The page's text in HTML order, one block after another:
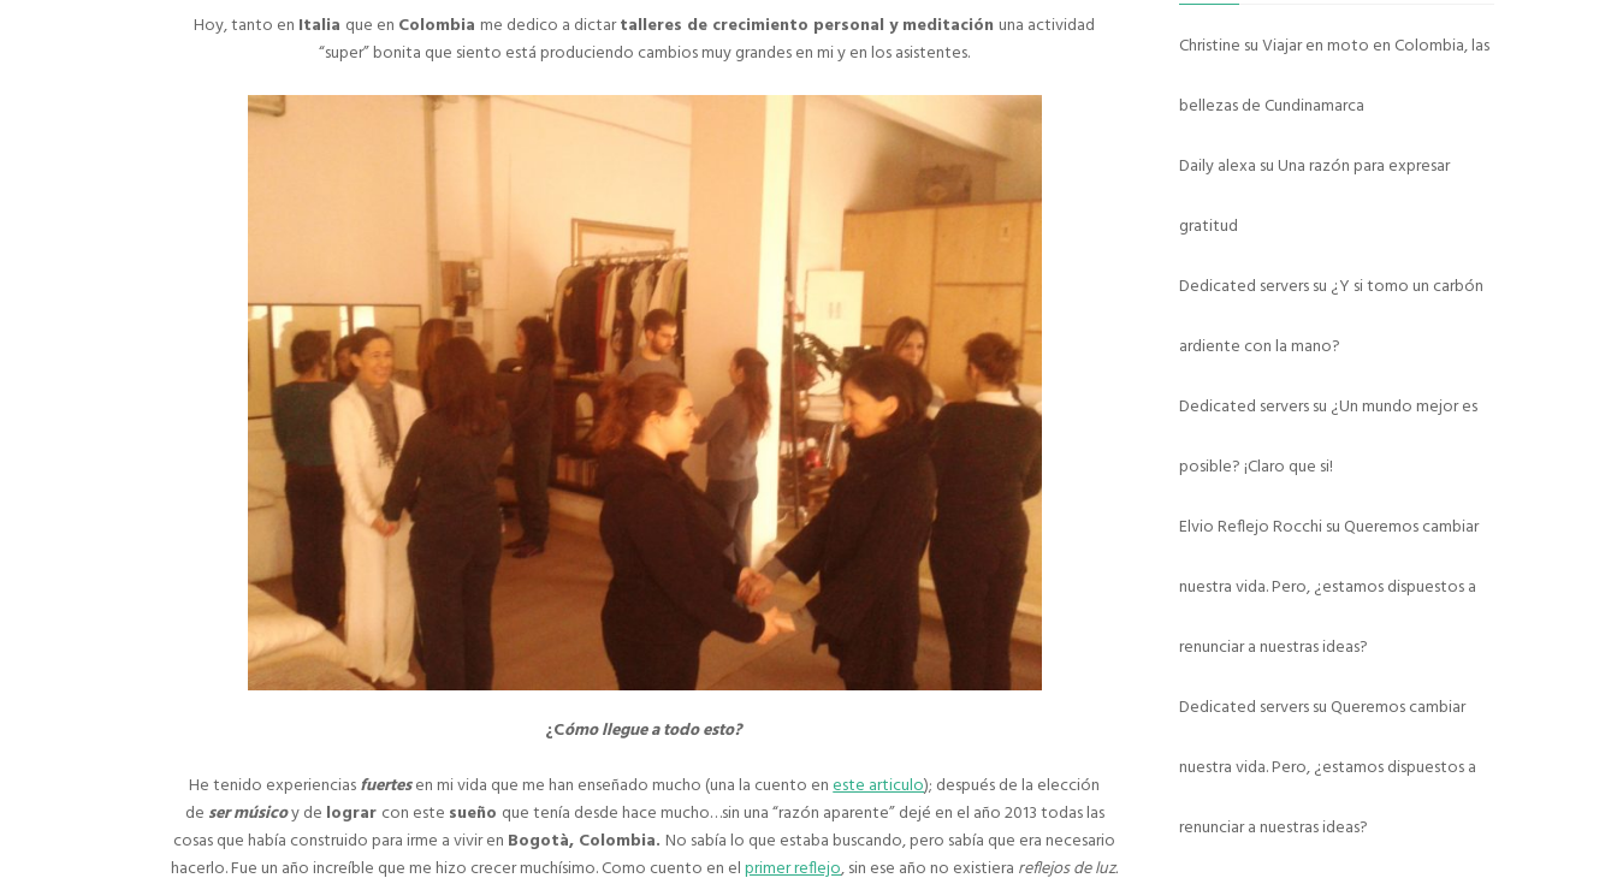
Hoy, tanto en Italia que en Colombiame dedico a dictartalleres de crecimiento personal y meditaciónuna actividad
“super” bonita que siento está produciendo cambios muy grandes en mi y en los asistentes.
¿Cómo llegue a todo esto?
He tenido experienciasfuertesen mi vida que me han enseñado mucho (una la cuento eneste articulo); después de la elección
de ser músicoy de lograr con este sueño que tenía desde hace mucho…sin una “razón aparente” dejé en el año 2013 todas las
cosas que había construido para irme a vivir en Bogotà, Colombia.No sabía lo que estaba buscando, pero sabía que era necesario
hacerlo. Fue un año increíble que me hizo crecer muchísimo. Como cuento en elprimer reflejo, sin ese año no existiera reflejos de luz.
Christine suViajar en moto en Colombia, las
bellezas de Cundinamarca
Daily alexa suUna razón para expresar
gratitud
Dedicated serverssu ¿Y si tomo un carbón
ardiente con la mano?
Dedicated serverssu ¿Un mundo mejor es
posible? ¡Claro que si!
Elvio Reflejo Rocchisu Queremos cambiar
nuestra vida. Pero, ¿estamos dispuestos a
renunciar a nuestras ideas?
Dedicated serverssu Queremos cambiar
nuestra vida. Pero, ¿estamos dispuestos a
renunciar a nuestras ideas?